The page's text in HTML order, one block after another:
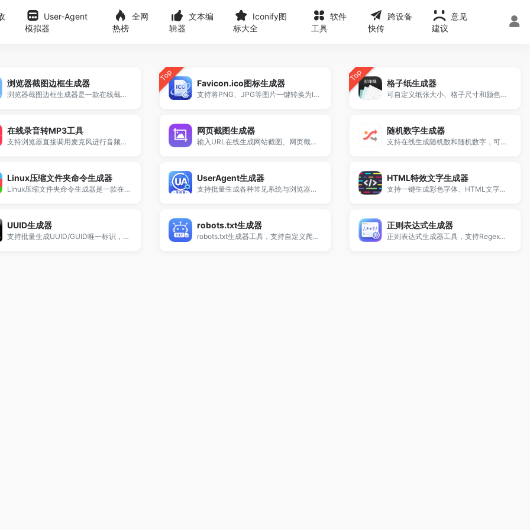
User-Agent
模拟器
全网
热榜
文本编
辑器
Iconify图
标大全
软件
工具
跨设备
快传
意见
建议
浏览器截图边框生成器
浏览器截图边框生成器是一款在线截图美化工具，支持为网页截图或图片添加Chrome、Safari、Edge等浏览器外壳样式。用户可自定义地址栏、窗口按钮、圆角、阴影及背景颜色，一键生成高质量浏览器风格截图并导出PNG图片。适用于网页展示、产品介绍、博客配图等多种场景，无需下载，在线使用更高效。
Top Favicon.ico图标生成器
支持将PNG、JPG等图片一键转换为ICO网站图标。
Top 格子纸生成器
可自定义纸张大小、格子尺寸和颜色，一键生成并打印，适用于练字、绘图、数学学习和课堂教学。
在线录音转MP3工具
支持浏览器直接调用麦克风进行音频录制，一键生成并下载MP3文件。
网页截图生成器
输入URL在线生成网站截图、网页截图和预览图。
随机数字生成器
支持在线生成随机数和随机数字，可设置范围、数量、是否重复及排序方式。
Linux压缩文件夹命令生成器
Linux压缩文件夹命令生成器是一款在线工具，支持生成tar和zip压缩命令，可批量压缩指定目录文件夹，适用于服务器运维、自动化部署及文件打包场景。
UserAgent生成器
支持批量生成各种常见系统与浏览器类型的User-Agent字符串。
HTML特效文字生成器
支持一键生成彩色字体、HTML文字代码、多样字体样式效果。
UUID生成器
支持批量生成UUID/GUID唯一标识，适用于数据库主键、系统标识及开发调试场景。
robots.txt生成器
robots.txt生成器工具，支持自定义爬虫规则与禁止抓取路径，快速生成标准robots.txt文件，适用于网站SEO优化、搜索引擎抓取控制及站长管理，免费在线使用。
正则表达式生成器
正则表达式生成器工具，支持Regex在线生成与匹配测试，可快速生成多语言正则代码（Python、JavaScript、PHP等），适用于字符串匹配、数据验证及开发调试，免费在线使用。